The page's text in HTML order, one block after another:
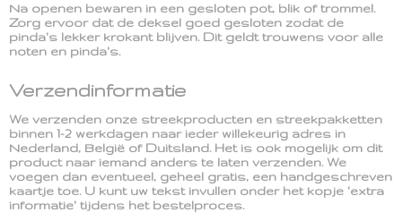
Na openen bewaren in een gesloten pot, blik of trommel.
Zorg ervoor dat de deksel goed gesloten zodat de
pinda's lekker krokant blijven. Dit geldt trouwens voor alle
noten en pinda's.
Verzendinformatie
We verzenden onze streekproducten en streekpakketten
binnen 1-2 werkdagen naar ieder willekeurig adres in
Nederland, België of Duitsland. Het is ook mogelijk om dit
product naar iemand anders te laten verzenden. We
voegen dan eventueel, geheel gratis, een handgeschreven
kaartje toe. U kunt uw tekst invullen onder het kopje 'extra
informatie' tijdens het bestelproces.